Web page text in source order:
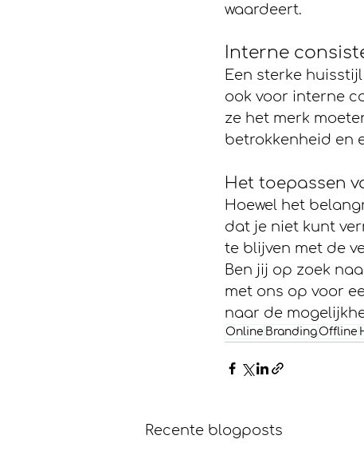
waardeert.
Interne
Een sterke
ook voor interne
ze het merk
betrokkenheid en
Het toepassen
Hoewel het
dat je niet kunt
te blijven met de
Ben jij op zoek
met ons op voor
naar de
Online BrandingOffline
Recente blogposts